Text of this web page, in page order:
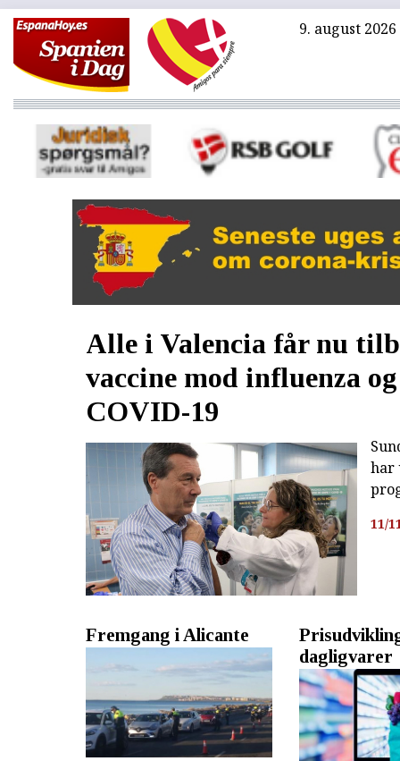
9. august 2026
Alle i Valencia får nu
vaccine mod influenza og
COVID-19
har
11/
Fremgang i Alicante
dagligvarer